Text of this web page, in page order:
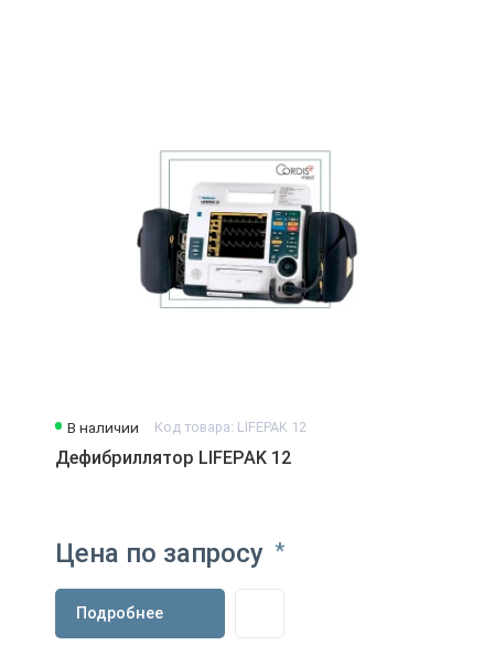
В наличии Код товара: LIFEPAK 12
Дефибриллятор LIFEPAK 12
Цена по запросу *
Подробнее